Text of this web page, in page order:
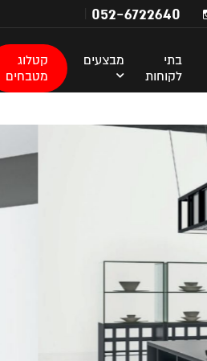
052-6722640
בתי
לקוחות
מבצעים
קטלוג
מטבחים